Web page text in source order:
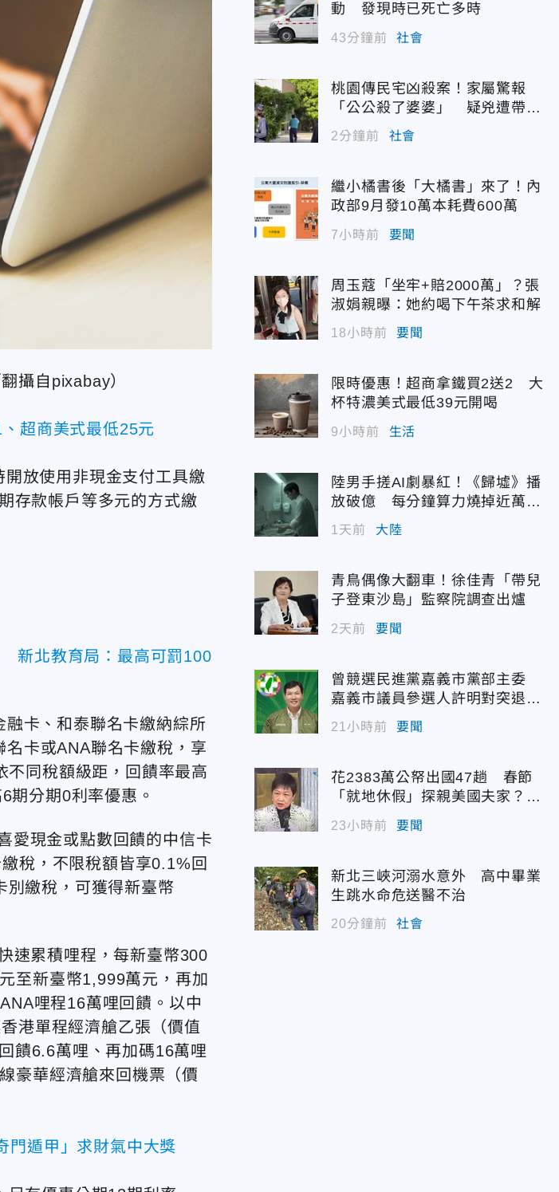
攝自pixabay）
超商美式最低25元
放使用非現金支付工具繳
存款帳戶等多元的方式繳
新北教育局：最高可罰100
卡、和泰聯名卡繳納綜所
卡或ANA聯名卡繳稅，享
不同稅額級距，回饋率最高
期分期0利率優惠。
愛現金或點數回饋的中信卡
稅，不限稅額皆享0.1%回
別繳稅，可獲得新臺幣
速累積哩程，每新臺幣300
至新臺幣1,999萬元，再加
哩程16萬哩回饋。以中
港單程經濟艙乙張（價值
饋6.6萬哩、再加碼16萬哩
豪華經濟艙來回機票（價
遁甲」求財氣中大獎
動 發現時已死亡多時
43分鐘前 社會
桃園傳民宅凶殺案！家屬驚報
「公公殺了婆婆」 疑兇遭帶回
偵訊
2分鐘前 社會
繼小橘書後「大橘書」來了！內
政部9月發10萬本耗費600萬
7小時前 要聞
周玉蔻「坐牢+賠2000萬」？張
淑娟親曝：她約喝下午茶求和解
18小時前 要聞
限時優惠！超商拿鐵買2送2 大
杯特濃美式最低39元開喝
9小時前 生活
陸男手搓AI劇暴紅！《歸墟》播
放破億 每分鐘算力燒掉近萬台
1天前 大陸
青鳥偶像大翻車！徐佳青「帶兒
子登東沙島」監察院調查出爐
2天前 要聞
曾競選民進黨嘉義市黨部主委
嘉義市議員參選人許明對突退
選！
21小時前 要聞
花2383萬公帑出國47趟 春節
「就地休假」探親美國夫家？徐
佳青回應了
23小時前 要聞
新北三峽河溺水意外 高中畢業
生跳水命危送醫不治
20分鐘前 社會